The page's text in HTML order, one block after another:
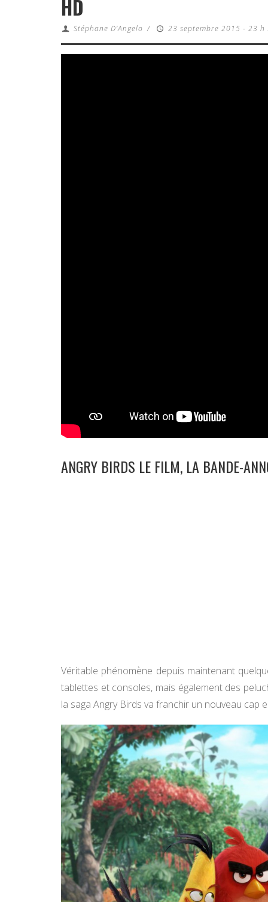
HD
Stéphane D'Angelo / 23 septembre 2015 - 23 h
ANGRY BIRDS LE FILM, LA BANDE-
Véritable phénomène depuis maintenant
tablettes et consoles, mais également des
la saga Angry Birds va franchir un nouveau cap